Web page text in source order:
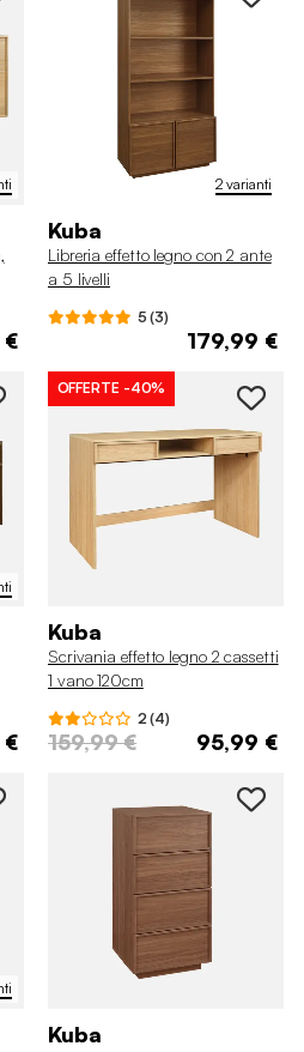
€
2 varianti
Kuba
Libreria effetto legno con 2 ante
a 5 livelli
5 (3)
179,99 €
€
OFFERTE -40%
Kuba
Scrivania effetto legno 2 cassetti
1 vano 120cm
2 (4)
159,99 € 95,99 €
Kuba